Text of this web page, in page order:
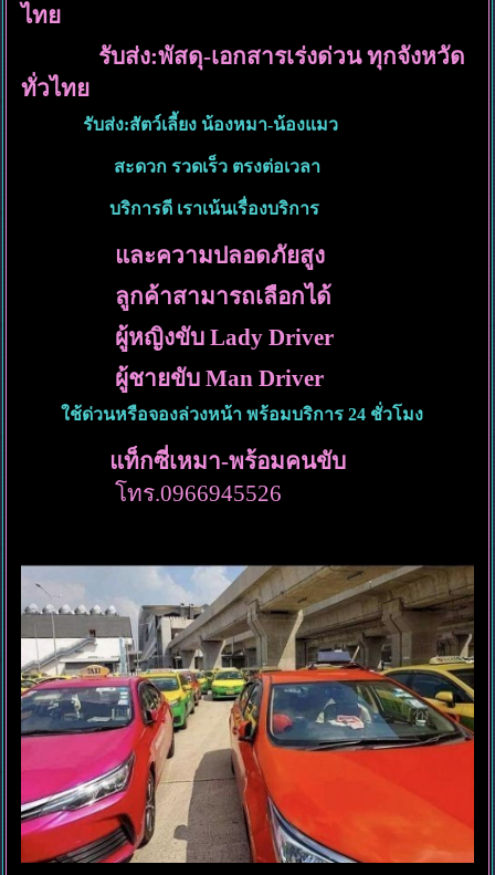
ไทย
รับส่ง:พัสดุ-เอกสารเร่งด่วน ทุกจังหวัด
ทั่วไทย
รับส่ง:สัตว์เลี้ยง น้องหมา-น้องแมว
สะดวก รวดเร็ว ตรงต่อเวลา
บริการดี เราเน้นเรื่องบริการ
และความปลอดภัยสูง
ลูกค้าสามารถเลือกได้
ผู้หญิงขับ Lady Driver
ผู้ชายขับ Man Driver
ใช้ด่วนหรือจองล่วงหน้า พร้อมบริการ 24 ชั่วโมง
แท็กซี่เหมา-พร้อมคนขับ
โทร.0966945526